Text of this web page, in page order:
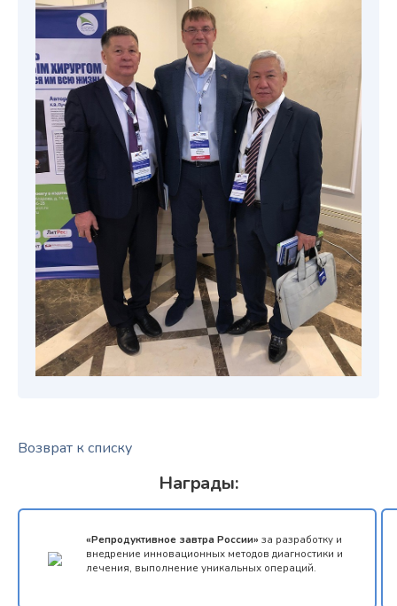
Награды:
«Репродуктивное завтра России» за разработку и
внедрение инновационных методов диагностики и
лечения, выполнение уникальных операций.
Возврат к списку